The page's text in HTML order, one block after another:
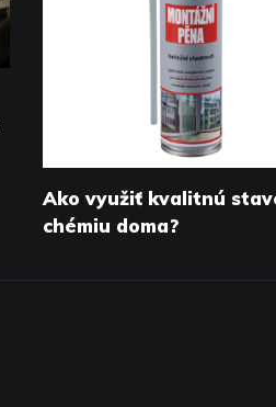
Ako využiť kvalitnú
chémiu doma?